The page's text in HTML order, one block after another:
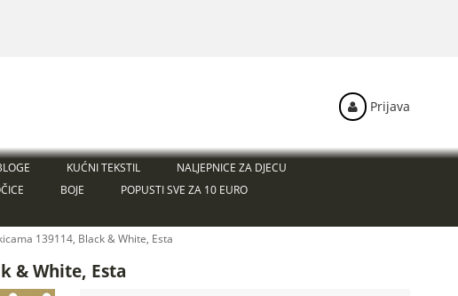
& White, Esta
KUĆNI TEKSTIL
NALJEPNICE ZA DJECU
BOJE
POPUSTI SVE ZA 10 EURO
139114, Black & White, Esta
Prijava